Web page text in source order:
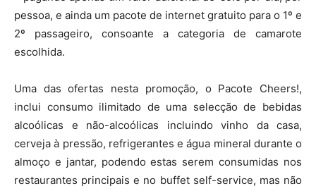
pessoa, e ainda um pacote de internet gratuito para o 1º e
2º passageiro, consoante a categoria de camarote
escolhida.
Uma das ofertas nesta promoção, o Pacote Cheers!,
inclui consumo ilimitado de uma selecção de bebidas
alcoólicas e não-alcoólicas incluindo vinho da casa,
cerveja à pressão, refrigerantes e água mineral durante o
almoço e jantar, podendo estas serem consumidas nos
restaurantes principais e no buffet self-service, mas não